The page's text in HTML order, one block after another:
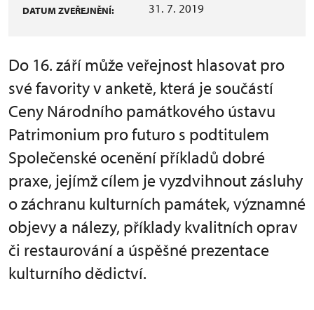
DATUM ZVEŘEJNĚNÍ: 31. 7. 2019
Do 16. září může veřejnost hlasovat pro
své favority v anketě, která je součástí
Ceny Národního památkového ústavu
Patrimonium pro futuro s podtitulem
Společenské ocenění příkladů dobré
praxe, jejímž cílem je vyzdvihnout zásluhy
o záchranu kulturních památek, významné
objevy a nálezy, příklady kvalitních oprav
či restaurování a úspěšné prezentace
kulturního dědictví.